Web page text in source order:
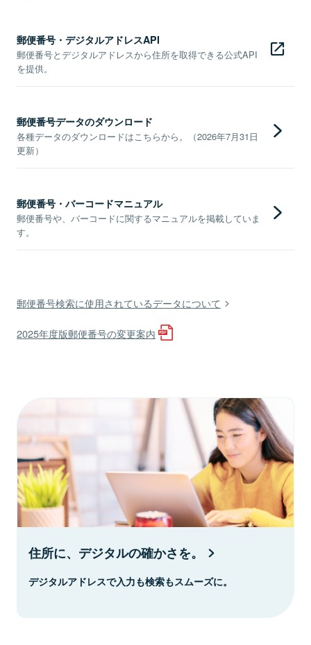
郵便番号・デジタルアドレスAPI
郵便番号とデジタルアドレスから住所を取得できる公式API
を提供。
郵便番号データのダウンロード
各種データのダウンロードはこちらから。（2026年7月31日
更新）
郵便番号・バーコードマニュアル
郵便番号や、バーコードに関するマニュアルを掲載していま
す。
郵便番号検索に使用されているデータについて
2025年度版郵便番号の変更案内
住所に、デジタルの確かさを。
デジタルアドレスで入力も検索もスムーズに。